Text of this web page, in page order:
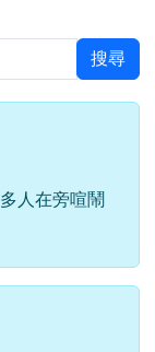
搜尋
人在旁喧鬧